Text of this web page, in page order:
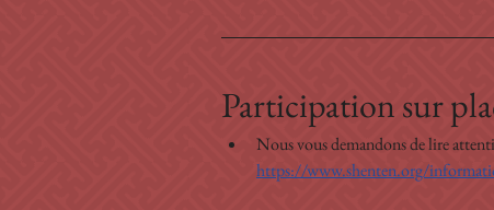
Participation sur
Nous vous demandons de lire
https://www.shenten.org/